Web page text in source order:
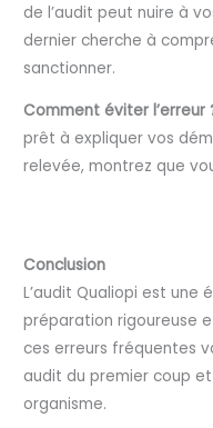
de l’audit peut nuire à
dernier cherche à
sanctionner.
Comment éviter l’erreur
prêt à expliquer vos
relevée, montrez que
Conclusion
L’audit Qualiopi est une
préparation rigoureuse
ces erreurs fréquentes
audit du premier coup
organisme.